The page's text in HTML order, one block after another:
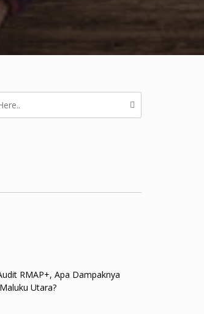
RMAP+, Apa Dampaknya
Utara?